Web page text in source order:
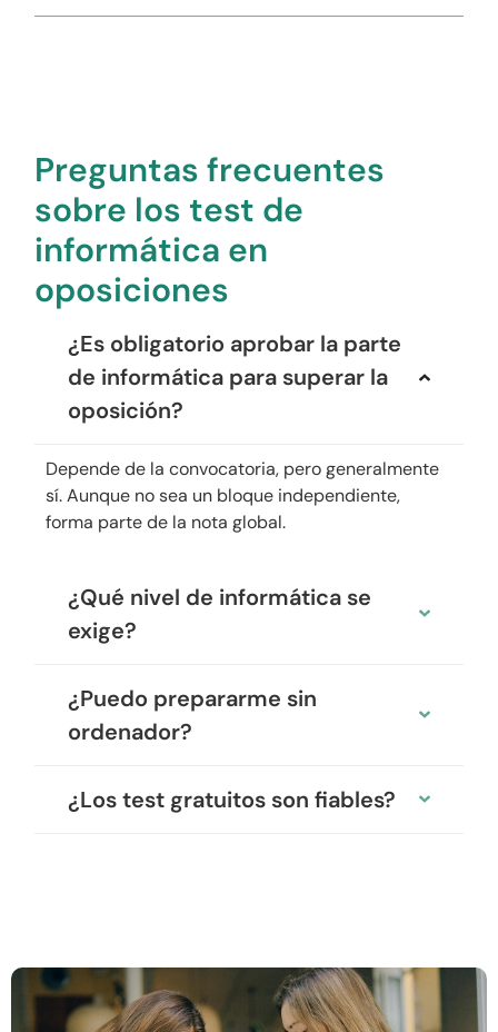
Preguntas frecuentes
sobre los test de
informática en
oposiciones
¿Es obligatorio aprobar la parte
de informática para superar la
oposición?
Depende de la convocatoria, pero generalmente
sí. Aunque no sea un bloque independiente,
forma parte de la nota global.
¿Qué nivel de informática se
exige?
¿Puedo prepararme sin
ordenador?
¿Los test gratuitos son fiables?